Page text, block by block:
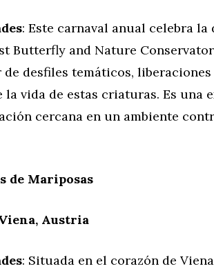
: Este carnaval anual celebra la
Butterfly and Nature
desfiles temáticos, liberaciones
vida de estas criaturas. Es una
cercana en un ambiente
de Mariposas
Austria
: Situada en el corazón de